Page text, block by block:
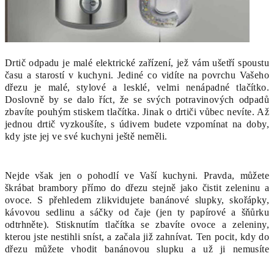
Drtič odpadu je malé elektrické zařízení, jež vám ušetří spoustu
času a starostí v kuchyni. Jediné co vidíte na povrchu Vašeho
dřezu je malé, stylové a lesklé, velmi nenápadné tlačítko.
Doslovně by se dalo říct, že se svých potravinových odpadů
zbavíte pouhým stiskem tlačítka. Jinak o drtiči vůbec nevíte. Až
jednou drtič vyzkoušíte, s údivem budete vzpomínat na doby,
kdy jste jej ve své kuchyni ještě neměli.
Nejde však jen o pohodlí ve Vaší kuchyni. Pravda, můžete
škrábat brambory přímo do dřezu stejně jako čistit zeleninu a
ovoce. S přehledem zlikvidujete banánové slupky, skořápky,
kávovou sedlinu a sáčky od čaje (jen ty papírové a šňůrku
odtrhněte). Stisknutím tlačítka se zbavíte ovoce a zeleniny,
kterou jste nestihli sníst, a začala již zahnívat. Ten pocit, kdy do
dřezu můžete vhodit banánovou slupku a už ji nemusíte